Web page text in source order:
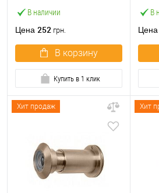
В наличии
Цена 252 грн.
В корзину
Купить в 1 клик
В
Цена
Хит продаж Хит